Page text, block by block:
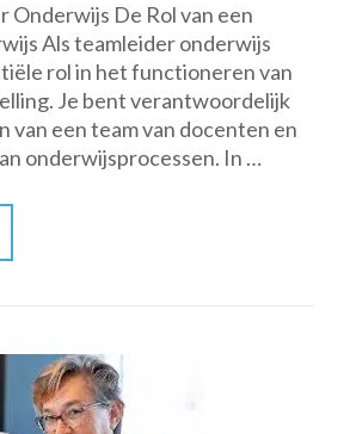
Cruciale
Rol
van
een
Teamleider
Onderwijs
Onderwijs De Rol van een
Als teamleider onderwijs
rol in het functioneren van
Je bent verantwoordelijk
van een team van docenten en
onderwijsprocessen. In …